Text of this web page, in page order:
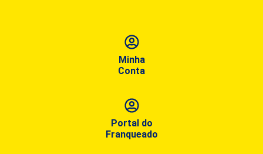
Minha
Conta
Portal do
Franqueado